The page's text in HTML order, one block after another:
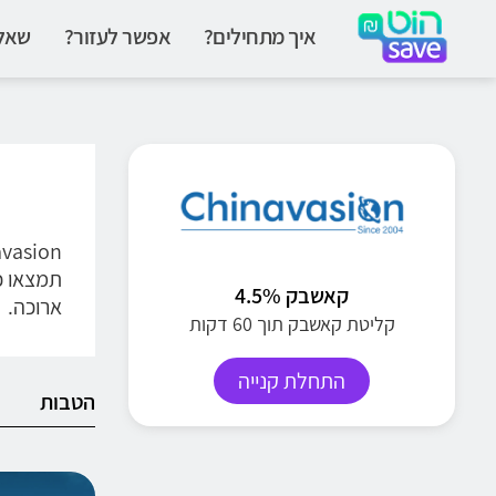
איך מתחילים? אפשר לעזור?
קאשבק 4.5%
קליטת קאשבק תוך 60 דקות
התחלת קנייה
תמצאו
ארוכה.
הטבות